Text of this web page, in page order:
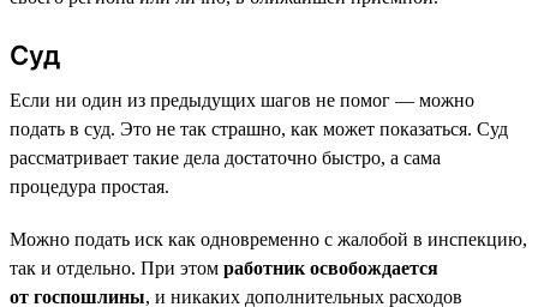
Суд
Если ни один из предыдущих шагов не помог — можно
подать в суд. Это не так страшно, как может показаться. Суд
рассматривает такие дела достаточно быстро, а сама
процедура простая.
Можно подать иск как одновременно с жалобой в инспекцию,
так и отдельно. При этом работник освобождается
от госпошлины, и никаких дополнительных расходов